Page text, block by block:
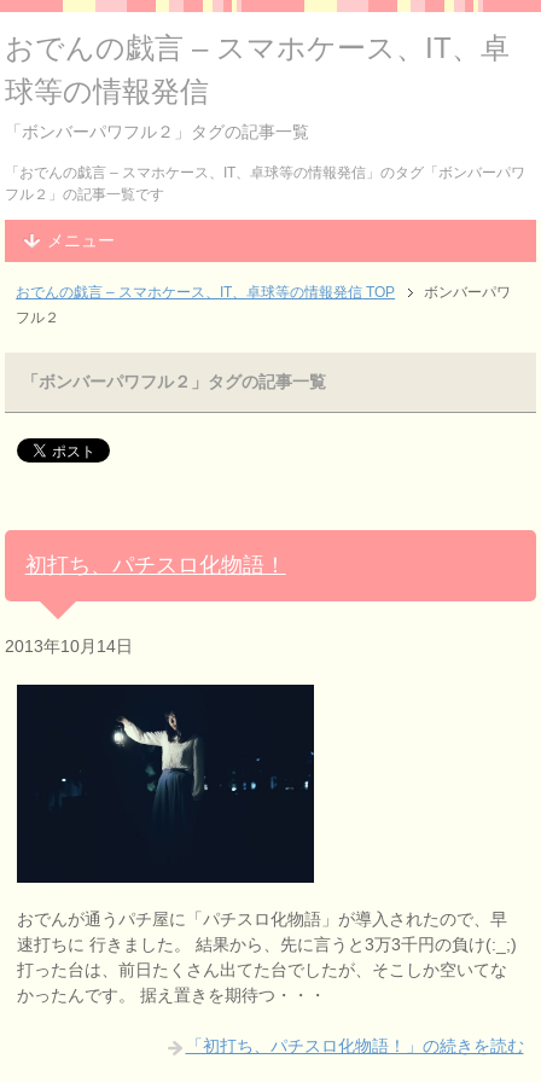
おでんの戯言 – スマホケース、IT、卓
球等の情報発信
「ボンバーパワフル２」タグの記事一覧
「おでんの戯言 – スマホケース、IT、卓球等の情報発信」のタグ「ボンバーパワ
フル２」の記事一覧です
メニュー
おでんの戯言 – スマホケース、IT、卓球等の情報発信 TOP
ボンバーパワ
フル２
「ボンバーパワフル２」タグの記事一覧
初打ち、パチスロ化物語！
2013年10月14日
おでんが通うパチ屋に「パチスロ化物語」が導入されたので、早
速打ちに 行きました。 結果から、先に言うと3万3千円の負け(:_;)
打った台は、前日たくさん出てた台でしたが、そこしか空いてな
かったんです。 据え置きを期待つ・・・
「初打ち、パチスロ化物語！」の続きを読む